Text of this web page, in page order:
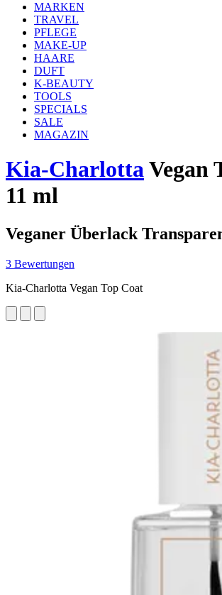
MARKEN
TRAVEL
PFLEGE
MAKE-UP
HAARE
DUFT
K-BEAUTY
TOOLS
SPECIALS
SALE
MAGAZIN
Kia-CharlottaVegan
11 ml
Veganer Überlack
3 Bewertungen
Kia-Charlotta Vegan Top Coat